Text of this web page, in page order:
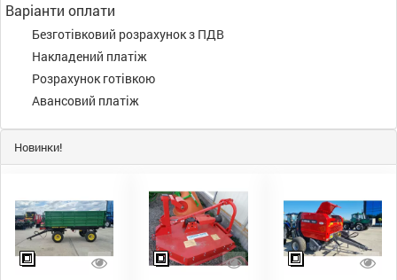
Варіанти оплати
Безготівковий розрахунок з ПДВ
Накладений платіж
Розрахунок готівкою
Авансовий платіж
Новинки!